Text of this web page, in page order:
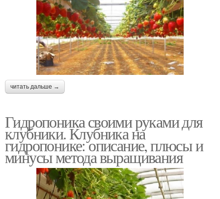
читать дальше →
Гидропоника своими руками для
клубники. Клубника на
гидропонике: описание, плюсы и
минусы метода выращивания